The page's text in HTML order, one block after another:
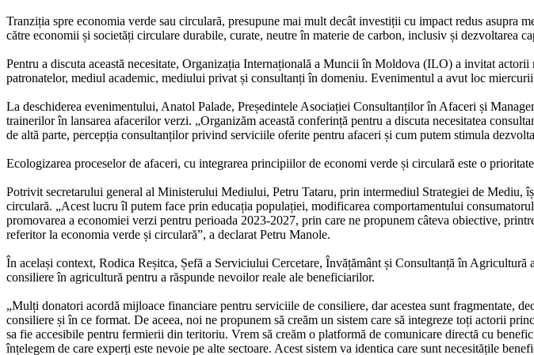
Tranziția spre economia verde sau circulară, presupune mai mult decât investiții cu impact redus
către economii și societăți circulare durabile, curate, neutre în materie de carbon, inclusiv și dezvoltarea
Pentru a discuta această necesitate, Organizația Internațională a Muncii în Moldova (ILO) a invitat
patronatelor, mediul academic, mediului privat și consultanți în domeniu. Evenimentul a avut loc
La deschiderea evenimentului, Anatol Palade, Președintele Asociației Consultanților în Afaceri și
trainerilor în lansarea afacerilor verzi. „Organizăm această conferință pentru a discuta necesitatea
de altă parte, percepția consultanților privind serviciile oferite pentru afaceri și cum putem stimula
Ecologizarea proceselor de afaceri, cu integrarea principiilor de economi verde și circulară este o
Potrivit secretarului general al Ministerului Mediului, Petru Tataru, prin intermediul Strategiei de Mediu,
circulară. „Acest lucru îl putem face prin educația populației, modificarea comportamentului
promovarea a economiei verzi pentru perioada 2023-2027, prin care ne propunem câteva obiective,
referitor la economia verde și circulară”, a declarat Petru Manole.
În același context, Rodica Reșitca, Șefă a Serviciului Cercetare, Învățământ și Consultanță în
consiliere în agricultură pentru a răspunde nevoilor reale ale beneficiarilor.
„Mulți donatori acordă mijloace financiare pentru serviciile de consiliere, dar acestea sunt fragmentate,
consiliere și în ce format. De aceea, noi ne propunem să creăm un sistem care să integreze toți actorii
sa fie accesibile pentru fermierii din teritoriu. Vrem să creăm o platformă de comunicare directă cu
înțelegem de care experți este nevoie pe alte sectoare. Acest sistem va identica care sunt necesitățile